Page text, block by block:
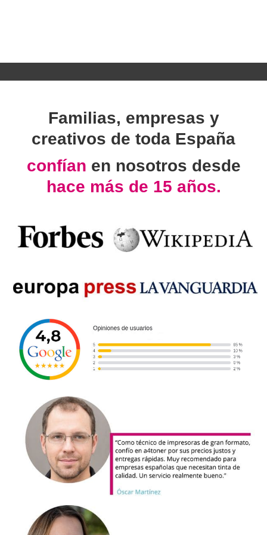
Familias, empresas y
creativos de toda España
confían en nosotros desde
hace más de 15 años.